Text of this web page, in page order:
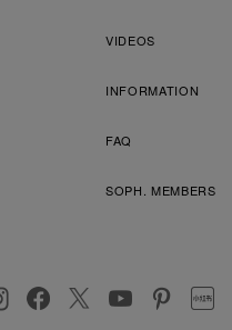
VIDEOS
INFORMATION
FAQ
SOPH. MEMBERS